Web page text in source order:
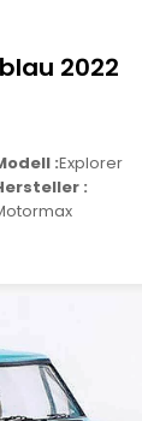
2022
:Explorer
: